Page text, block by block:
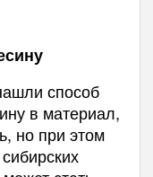
способ
в материал,
но при этом